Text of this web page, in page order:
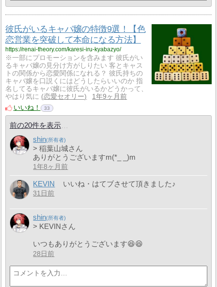
彼氏がいるキャバ嬢の特徴9選！【色
恋営業を突破して本命になる方法】
https://renai-theory.com/karesi-iru-kyabazyo/
※一部にプロモーションを含みます 彼氏がい
るキャバ嬢の見分け方がしりたい 客とキャス
トの関係から恋愛関係になれる？ 彼氏持ちの
キャバ嬢を口説くにはどうしたらいいのか 指
名してるキャバ嬢に彼氏がいるかどうかって、
やはり気に
恋愛セオリー
1年9ヶ月前
いいね！
33
前の20件を表示
shin
> 稲葉山城さん
ありがとうございますm(*_ _)m
1年8ヶ月前
KEVIN いいね・はてブさせて頂きました♪
31日前
shin
> KEVINさん
いつもありがとうございます😆😆
28日前